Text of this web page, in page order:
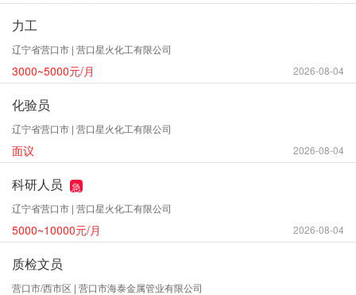
力工
辽宁省营口市 | 营口星火化工有限公司
3000~5000元/月 2026-08-04
化验员
辽宁省营口市 | 营口星火化工有限公司
面议 2026-08-04
科研人员
急
辽宁省营口市 | 营口星火化工有限公司
5000~10000元/月 2026-08-04
质检文员
营口市/西市区 | 营口市海泰金属管业有限公司